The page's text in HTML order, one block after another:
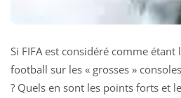
Si FIFA est considéré comme
football sur les « grosses »
? Quels en sont les points forts et